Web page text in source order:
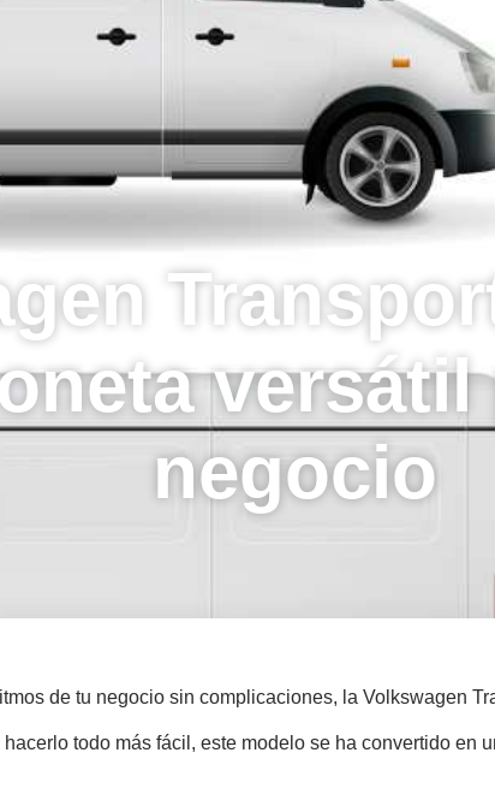
versátil
negocio
de tu negocio sin complicaciones, la Volkswagen
todo más fácil, este modelo se ha convertido en